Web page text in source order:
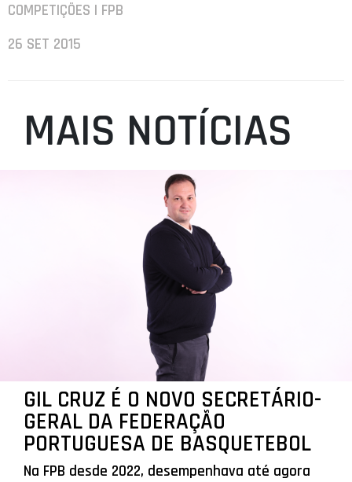
COMPETIÇÕES | FPB
26 SET 2015
MAIS NOTÍCIAS
GIL CRUZ É O NOVO SECRETÁRIO-
GERAL DA FEDERAÇÃO
PORTUGUESA DE BASQUETEBOL
Na FPB desde 2022, desempenhava até agora